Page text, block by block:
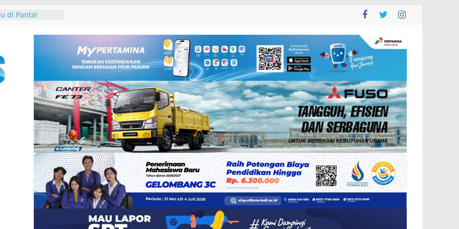
Pemkab
di Pantai
Tutik Kusuma
Demokrat
Rakyat melalui
Demokrat
Sampah
Tukik di Pantai
IALF Bali
Bahasa
Nokia dan
Zankore by
Kawasan Asia-